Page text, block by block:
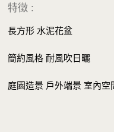
特徵 :
長方形 水泥花盆
簡約風格 耐風吹日曬
庭園造景 戶外端景 室內空